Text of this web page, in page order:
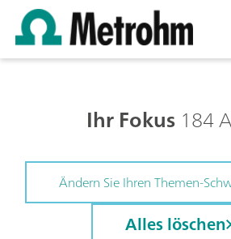
Ihr Fokus184
Ändern Sie Ihren Themen-
Alles löschen